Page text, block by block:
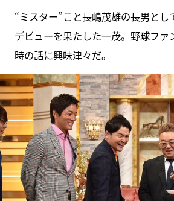
“ミスター”こと長嶋茂雄の長男とし
デビューを果たした一茂。野球ファ
時の話に興味津々だ。